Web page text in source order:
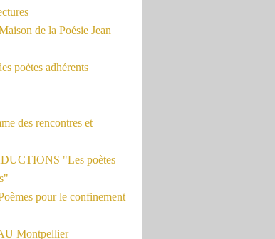
de la Poésie Jean
poètes adhérents
des rencontres et
"Les poètes
pour le confinement
Montpellier